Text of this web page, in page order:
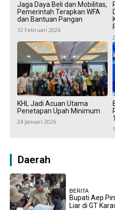
Jaga Daya Beli dan Mobilitas,
Pemerintah Terapkan WFA
dan Bantuan Pangan
12 Februari 2026
KHL Jadi Acuan Utama
Penetapan Upah Minimum
24 Januari 2026
Daerah
BERITA
Bupati Aep
Liar di GT